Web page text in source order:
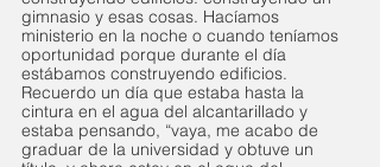
gimnasio y esas cosas. Hacíamos
ministerio en la noche o cuando teníamos
oportunidad porque durante el día
estábamos construyendo edificios.
Recuerdo un día que estaba hasta la
cintura en el agua del alcantarillado y
estaba pensando, “vaya, me acabo de
graduar de la universidad y obtuve un